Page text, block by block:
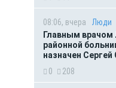
08:06, вчера
Люди
Главным врачом
районной
назначен
0
208